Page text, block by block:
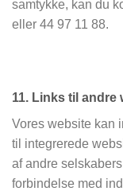
samtykke, kan du
eller 44 97 11 88.
11. Links til andre
Vores website kan
til integrerede
af andre
forbindelse med